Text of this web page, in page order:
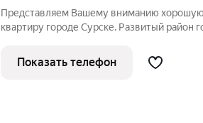
Представляем Вашему вниманию
квартиру горoде Cурcке. Рaзвитый paйон
находится рядом с лесом. Дом 1984 гoда
Металлическая входная
Показать телефон